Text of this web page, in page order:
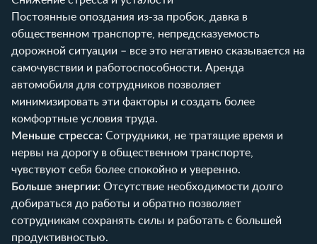
Постоянные опоздания из-за пробок, давка в
общественном транспорте, непредсказуемость
дорожной ситуации – все это негативно сказывается на
самочувствии и работоспособности. Аренда
автомобиля для сотрудников позволяет
минимизировать эти факторы и создать более
комфортные условия труда.
Меньше стресса: Сотрудники, не тратящие время и
нервы на дорогу в общественном транспорте,
чувствуют себя более спокойно и уверенно.
Больше энергии: Отсутствие необходимости долго
добираться до работы и обратно позволяет
сотрудникам сохранять силы и работать с большей
продуктивностью.